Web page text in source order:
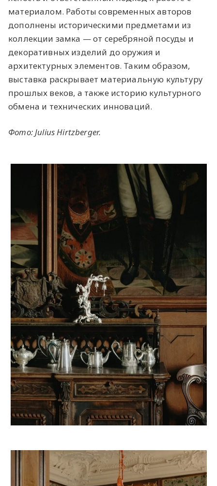
материалом. Работы современных авторов
дополнены историческими предметами из
коллекции замка — от серебряной посуды и
декоративных изделий до оружия и
архитектурных элементов. Таким образом,
выставка раскрывает материальную культуру
прошлых веков, а также историю культурного
обмена и технических инноваций.
Фото: Julius Hirtzberger.